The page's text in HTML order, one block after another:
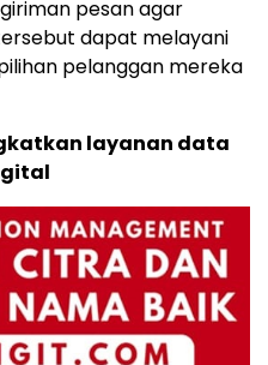
pesan agar
dapat melayani
pelanggan mereka
layanan data